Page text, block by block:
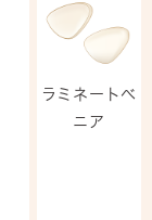
ラミネートべ
ニア